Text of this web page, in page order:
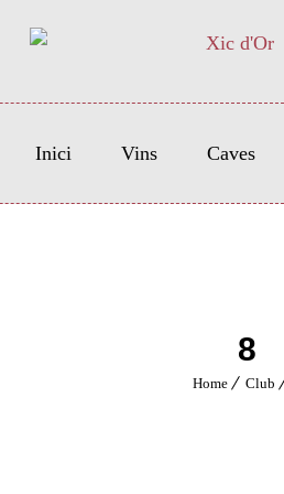
Inici Vins Caves
8
Home Club